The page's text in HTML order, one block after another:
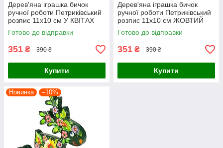
Дерев'яна іграшка бичок
ручної роботи Петриківський
розпис 11х10 см У КВІТАХ
Український сувенір
Готово до відправки
351 ₴ 390 ₴
Купити
Дерев'яна іграшка бичок
ручної роботи Петриківський
розпис 11х10 см ЖОВТИЙ
Український сувенір
Готово до відправки
351 ₴ 390 ₴
Купити
Новинка –10%